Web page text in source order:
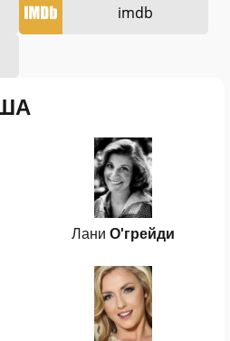
imdb
Лани О'грейди